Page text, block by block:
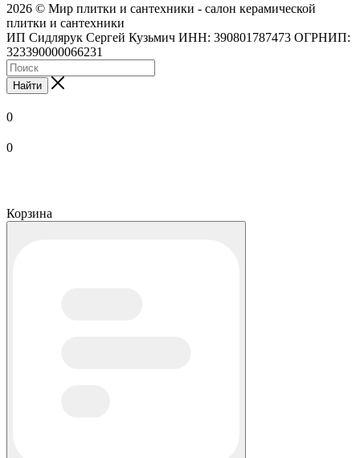
2026 © Мир плитки и сантехники - салон керамической
плитки и сантехники
ИП Сидлярук Сергей Кузьмич ИНН: 390801787473 ОГРНИП:
323390000066231
Найти
0
0
Корзина